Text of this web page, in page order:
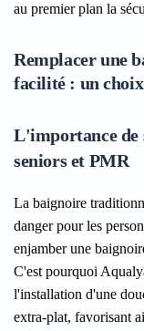
au premier plan la
Remplacer une
facilité : un
L'importance de
seniors et PMR
La baignoire
danger pour les
enjamber une
C'est pourquoi
l'installation d'une
extra-plat, favorisant